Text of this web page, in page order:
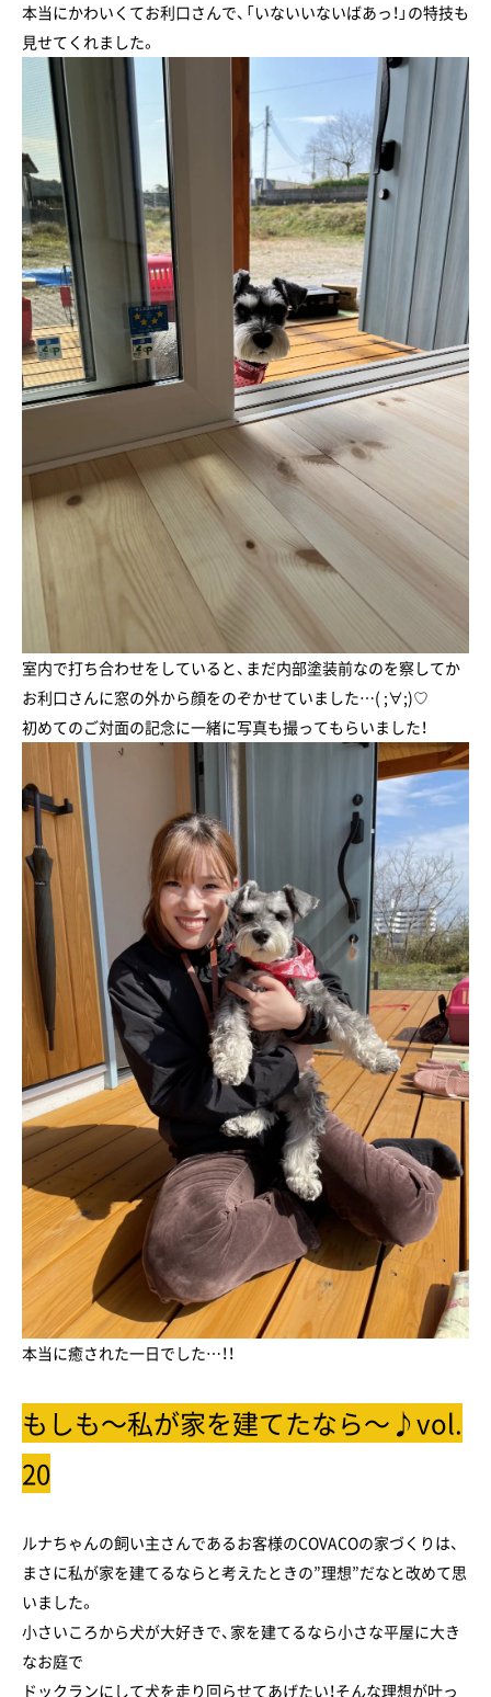
本当にかわいくてお利口さんで、「いないいないばあっ！」の特技も
見せてくれました。
室内で打ち合わせをしていると、まだ内部塗装前なのを察してか
お利口さんに窓の外から顔をのぞかせていました…( ;∀;)♡
初めてのご対面の記念に一緒に写真も撮ってもらいました！
本当に癒された一日でした…！！
もしも～私が家を建てたなら～♪vol.
20
ルナちゃんの飼い主さんであるお客様のCOVACOの家づくりは、
まさに私が家を建てるならと考えたときの”理想”だなと改めて思
いました。
小さいころから犬が大好きで、家を建てるなら小さな平屋に大き
なお庭で
ドックランにして犬を走り回らせてあげたい！そんな理想が叶っ